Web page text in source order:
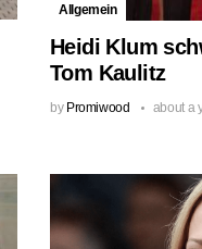
Allgemein
Heidi Klum
Tom Kaulitz
by Promiwood about a